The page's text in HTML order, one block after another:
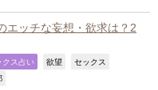
エッチな妄想・欲求は？2
クス占い 欲望 セックス